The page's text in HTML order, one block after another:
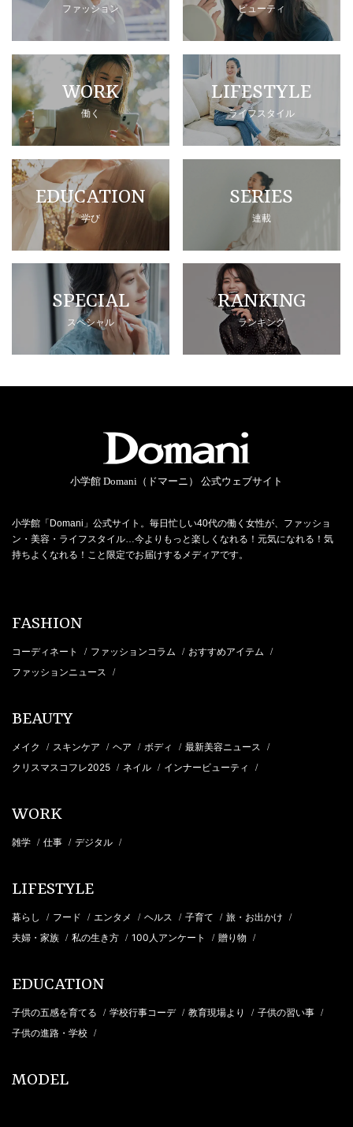
ファッション ビューティ
WORK
働く
LIFESTYLE
ライフスタイル
EDUCATION
学び
SERIES
連載
SPECIAL
スペシャル
RANKING
ランキング
小学館 Domani（ドマーニ） 公式ウェブサイト
小学館「Domani」公式サイト。毎日忙しい40代の働く女性が、ファッショ
ン・美容・ライフスタイル…今よりもっと楽しくなれる！元気になれる！気
持ちよくなれる！こと限定でお届けするメディアです。
FASHION
コーディネート / ファッションコラム / おすすめアイテム /
ファッションニュース /
BEAUTY
メイク / スキンケア / ヘア / ボディ / 最新美容ニュース /
クリスマスコフレ2025 / ネイル / インナービューティ /
WORK
雑学 / 仕事 / デジタル /
LIFESTYLE
暮らし / フード / エンタメ / ヘルス / 子育て / 旅・お出かけ /
夫婦・家族 / 私の生き方 / 100人アンケート / 贈り物 /
EDUCATION
子供の五感を育てる / 学校行事コーデ / 教育現場より / 子供の習い事 /
子供の進路・学校 /
MODEL